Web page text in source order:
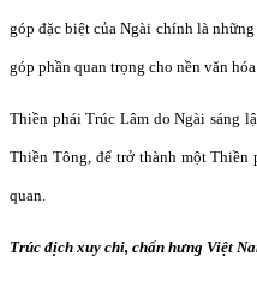
góp đặc biệt của Ngài chính là
góp phần quan trọng cho nền văn
Thiền phái Trúc Lâm do Ngài sáng
Thiền Tông, để trở thành một Thiền
quan.
Trúc địch xuy chi, chấn hưng Việt